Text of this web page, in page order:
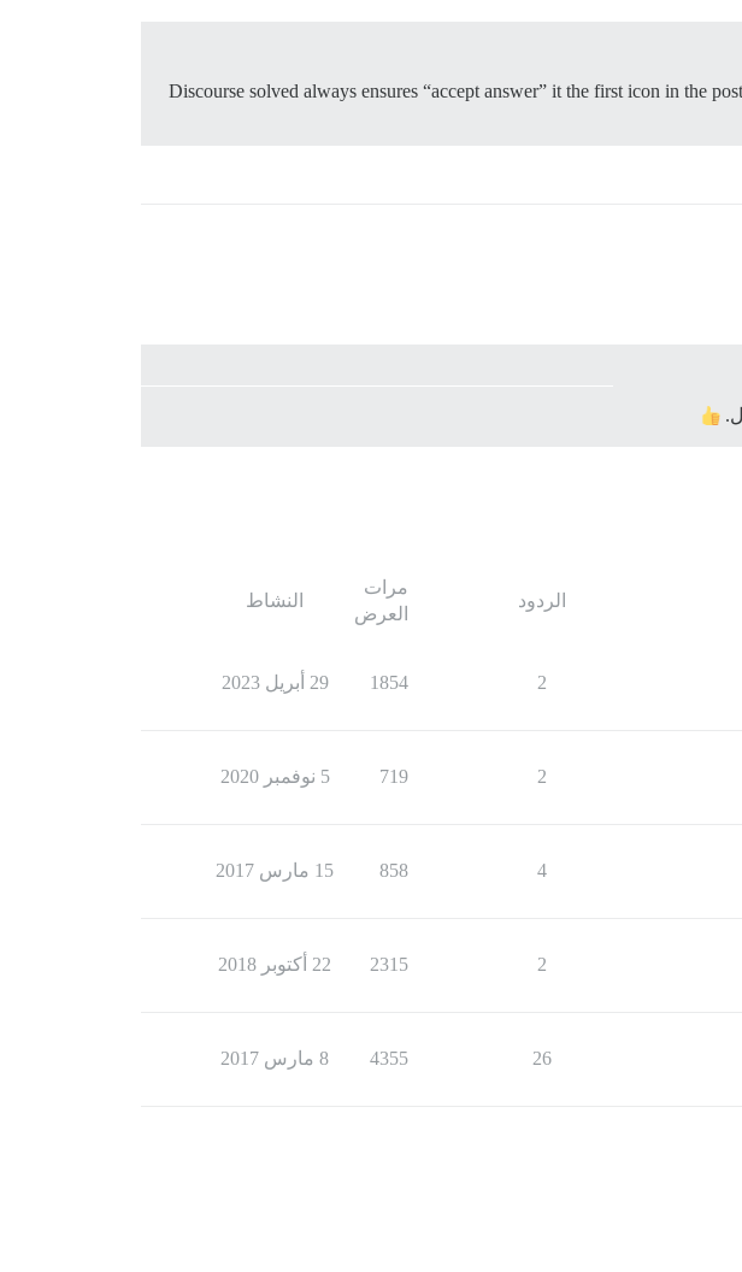
Discourse solved always ensures “accept answer” it the first icon in the
الردود
مرات
العرض
النشاط
2
1854 29 أبريل 2023
2
719 5 نوفمبر 2020
4
858 15 مارس 2017
2
2315 22 أكتوبر 2018
26
4355 8 مارس 2017